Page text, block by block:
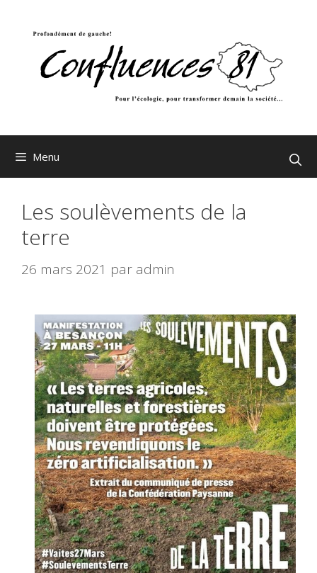
Menu
Les soulèvements de la
terre
26 mars 2021 par admin